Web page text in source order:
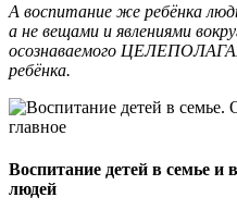
А воспитание же ребёнка
а не вещами и явлениями
осознаваемого
ребёнка.
Воспитание детей в семье
людей